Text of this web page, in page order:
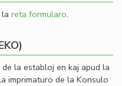
reta formularo.
la establoj en kaj apud la
imprimaturo de la Konsulo